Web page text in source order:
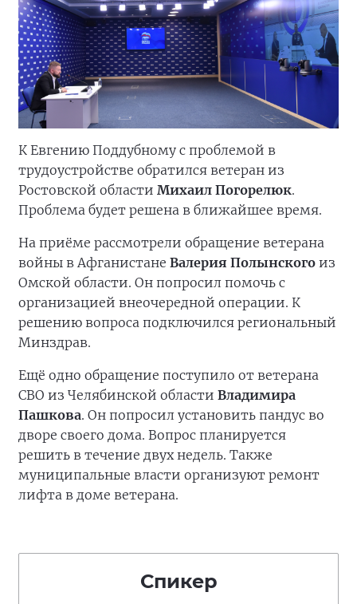
К Евгению Поддубному с проблемой в
трудоустройстве обратился ветеран из
Ростовской области Михаил Погорелюк.
Проблема будет решена в ближайшее время.
На приёме рассмотрели обращение ветерана
войны в Афганистане Валерия Полынского из
Омской области. Он попросил помочь с
организацией внеочередной операции. К
решению вопроса подключился региональный
Минздрав.
Ещё одно обращение поступило от ветерана
СВО из Челябинской области Владимира
Пашкова. Он попросил установить пандус во
дворе своего дома. Вопрос планируется
решить в течение двух недель. Также
муниципальные власти организуют ремонт
лифта в доме ветерана.
Спикер